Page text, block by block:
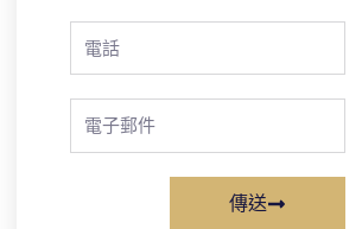
Phone
Email
傳送